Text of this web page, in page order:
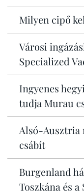
Milyen cipő
Városi
Specialized
Ingyenes
tudja Murau
Alsó-Ausztria
csábít
Burgenland
Toszkána és